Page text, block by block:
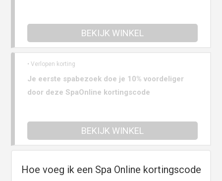
BEKIJK WINKEL
• Verlopen korting
Je eerste spabezoek doe je 10% voordeliger
door deze SpaOnline kortingscode
BEKIJK WINKEL
Hoe voeg ik een Spa Online kortingscode